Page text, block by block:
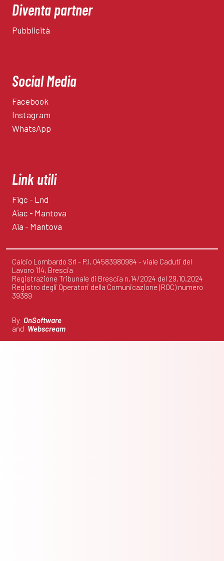
Diventa partner
Pubblicità
Social Media
Facebook
Instagram
WhatsApp
Link utili
Figc - Lnd
Aiac - Mantova
Aia - Mantova
Calcio Lombardo Srl - P.I. 04583980984 - viale Caduti del
Lavoro 114, Brescia
Registrazione Tribunale di Brescia n.14/2024 del 29.10.2024
Registro degli Operatori della Comunicazione (ROC) numero
39389
By OnSoftware
and Webscream